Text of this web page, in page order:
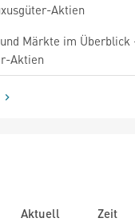
Aktien
Märkte im Überblick
Aktien
Aktuell
Zeit